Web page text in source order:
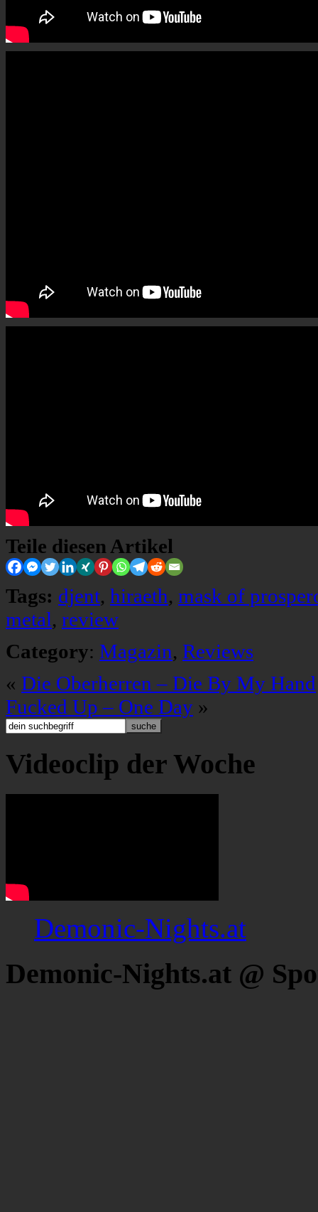
Teile diesen Artikel
Tags: djent, hiraeth, mask of
metal, review
Category: Magazin, Reviews
« Die Oberherren – Die By My Hand
Fucked Up – One Day »
Videoclip der Woche
Demonic-Nights.at
Demonic-Nights.at @